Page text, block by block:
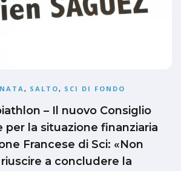
, SALTO, SCI DI FONDO
– Il nuovo Consiglio
per la situazione finanziaria
Francese di Sci: «Non
a concludere la